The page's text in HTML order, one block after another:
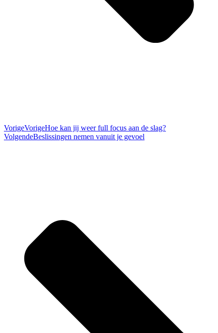
VorigeVorigeHoe kan jij weer full focus aan de slag?
VolgendeBeslissingen nemen vanuit je gevoel